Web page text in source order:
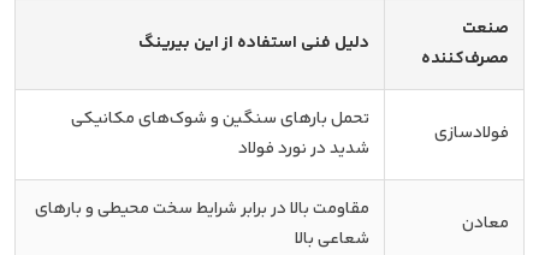
صنعت
مصرف‌کننده
دلیل فنی استفاده از این بیرینگ
فولادسازی
تحمل بارهای سنگین و شوک‌های مکانیکی
شدید در نورد فولاد
معادن
مقاومت بالا در برابر شرایط سخت محیطی و بارهای
شعاعی بالا